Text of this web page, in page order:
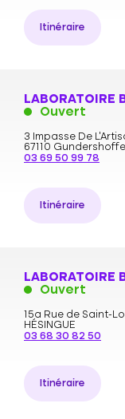
Itinéraire
LABORATOIRE
Ouvert
3 Impasse De
67110
03 69 50 99 78
Itinéraire
LABORATOIRE
Ouvert
15a Rue de Saint-
HÉSINGUE
03 68 30 82 50
Itinéraire